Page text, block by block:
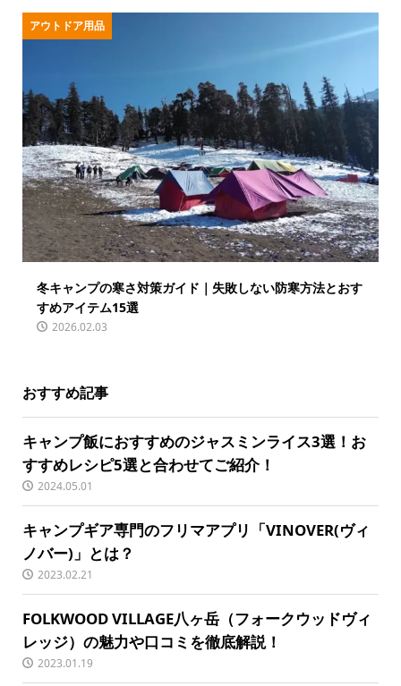
アウトドア用品
冬キャンプの寒さ対策ガイド｜失敗しない防寒方法とおす
すめアイテム15選
2026.02.03
おすすめ記事
キャンプ飯におすすめのジャスミンライス3選！お
すすめレシピ5選と合わせてご紹介！
2024.05.01
キャンプギア専門のフリマアプリ「VINOVER(ヴィ
ノバー)」とは？
2023.02.21
FOLKWOOD VILLAGE八ヶ岳（フォークウッドヴィ
レッジ）の魅力や口コミを徹底解説！
2023.01.19